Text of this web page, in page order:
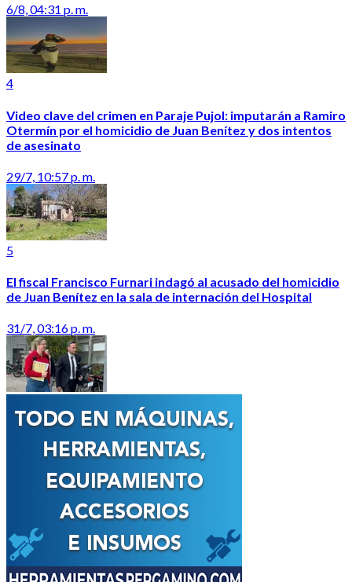
6/8, 04:31 p. m.
4
Video clave del crimen en Paraje Pujol: imputarán a Ramiro
Otermín por el homicidio de Juan Benítez y dos intentos
de asesinato
29/7, 10:57 p. m.
5
El fiscal Francisco Furnari indagó al acusado del homicidio
de Juan Benítez en la sala de internación del Hospital
31/7, 03:16 p. m.